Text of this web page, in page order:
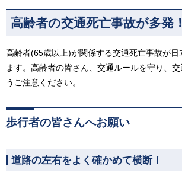
高齢者の交通死亡事故が多発！
高齢者(65歳以上)が関係する交通死亡事故が
ます。高齢者の皆さん、交通ルールを守り、
うご注意ください。
歩行者の皆さんへお願い
道路の左右をよく確かめて横断！